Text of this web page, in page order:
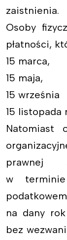
zaistnienia.
Osoby
płatności,
15 marca,
15 maja,
15 września
15 listopada
Natomiast
prawnej
w
na dany
bez